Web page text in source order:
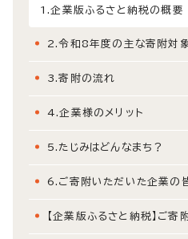
1.企業版ふるさと納税の概要
2.令和8年度の主な寄附対
3.寄附の流れ
4.企業様のメリット
5.たじみはどんなまち？
6.ご寄附いただいた企業の
【企業版ふるさと納税】ご